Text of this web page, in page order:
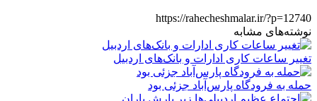
https://rahecheshmalar.ir/?p=12740
نوشته‌های مشابه
تغییر ساعات کاری ادارات و بانک‌های اردبیل
حمله به فرودگاه پارس‌‌آباد جزئی بود